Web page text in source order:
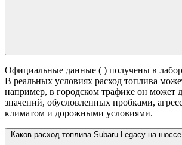
Официальные данные ( ) получены в
В реальных условиях расход топлива
например, в городском трафике он может
значений, обусловленных пробками,
климатом и дорожными условиями.
Каков расход топлива Subaru Legacy на